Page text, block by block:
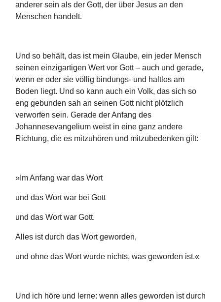
anderer sein als der Gott, der über Jesus an den
Menschen handelt.
Und so behält, das ist mein Glaube, ein jeder Mensch
seinen einzigartigen Wert vor Gott – auch und gerade,
wenn er oder sie völlig bindungs- und haltlos am
Boden liegt. Und so kann auch ein Volk, das sich so
eng gebunden sah an seinen Gott nicht plötzlich
verworfen sein. Gerade der Anfang des
Johannesevangelium weist in eine ganz andere
Richtung, die es mitzuhören und mitzubedenken gilt:
»Im Anfang war das Wort
und das Wort war bei Gott
und das Wort war Gott.
Alles ist durch das Wort geworden,
und ohne das Wort wurde nichts, was geworden ist.«
Und ich höre und lerne: wenn alles geworden ist durch